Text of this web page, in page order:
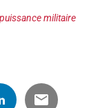
militaire